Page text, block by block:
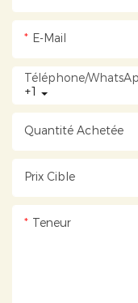
E-Mail
+1
Téléphone/
Quantité Achetée
Prix ​​cible
Teneur